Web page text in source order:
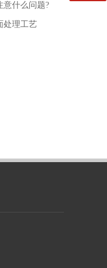
意什么问题?
处理工艺